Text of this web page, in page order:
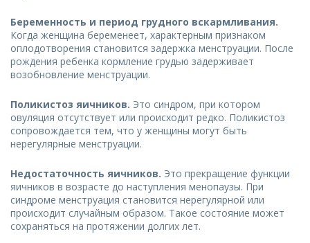
Беременность и период грудного вскармливания.
Когда женщина беременеет, характерным признаком
оплодотворения становится задержка менструации. После
рождения ребенка кормление грудью задерживает
возобновление менструации.
Поликистоз яичников. Это синдром, при котором
овуляция отсутствует или происходит редко. Поликистоз
сопровождается тем, что у женщины могут быть
нерегулярные менструации.
Недостаточность яичников. Это прекращение функции
яичников в возрасте до наступления менопаузы. При
синдроме менструация становится нерегулярной или
происходит случайным образом. Такое состояние может
сохраняться на протяжении долгих лет.